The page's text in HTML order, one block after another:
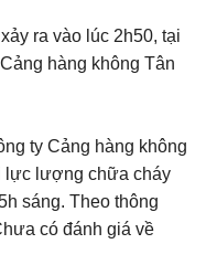
ra vào lúc 2h50, tại
hàng không Tân
ty Cảng hàng không
lực lượng chữa cháy
sáng. Theo thông
có đánh giá về